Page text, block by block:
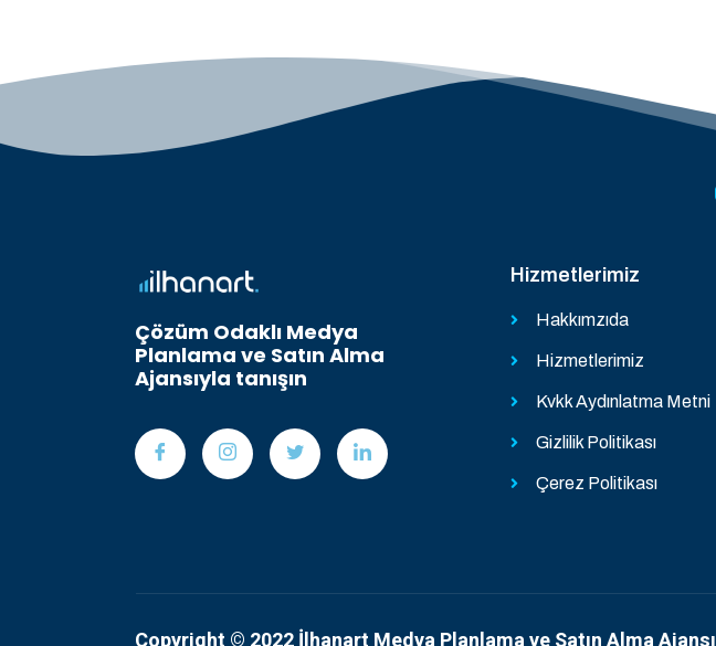
Çözüm Odaklı Medya
Planlama ve Satın Alma
Ajansıyla tanışın
Hizmetlerimiz
Hakkımzıda
Hizmetlerimiz
Kvkk Aydınlatma Metni
Gizlilik Politikası
Çerez Politikası